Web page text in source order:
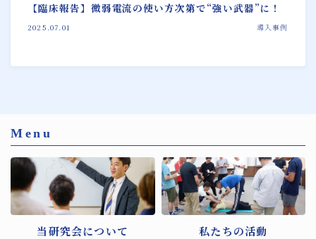
【臨床報告】微弱電流の使い方次第で“強い武器”に！
2025.07.01 導入事例
Menu
当研究会について 私たちの活動